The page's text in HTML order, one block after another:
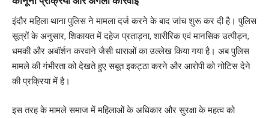
इंदौर महिला थाना पुलिस ने मामला दर्ज करने के बाद जांच शुरू कर दी है। पुलिस
सूत्रों के अनुसार, शिकायत में दहेज प्रताड़ना, शारीरिक एवं मानसिक उत्पीड़न,
धमकी और अबॉर्शन करवाने जैसी धाराओं का उल्लेख किया गया है। अब पुलिस
मामले की गंभीरता को देखते हुए सबूत इकट्ठा करने और आरोपी को नोटिस देने
की प्रक्रिया में है।
इस तरह के मामले समाज में महिलाओं के अधिकार और सुरक्षा के महत्व को